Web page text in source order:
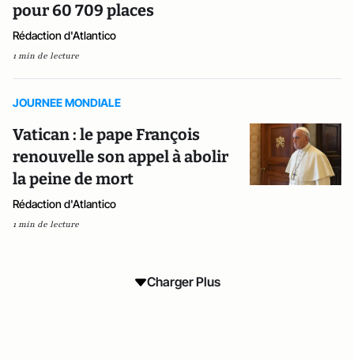
pour 60 709 places
Rédaction d'Atlantico
1 min de lecture
JOURNEE MONDIALE
Vatican : le pape François
renouvelle son appel à abolir
la peine de mort
Rédaction d'Atlantico
1 min de lecture
Charger Plus